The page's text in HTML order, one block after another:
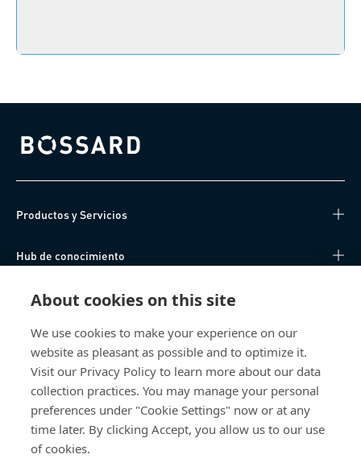
About cookies on this site
We use cookies to make your experience on our
website as pleasant as possible and to optimize it.
Visit our Privacy Policy to learn more about our data
collection practices. You may manage your personal
preferences under "Cookie Settings" now or at any
time later. By clicking Accept, you allow us to our use
of cookies.
Bossard homepage
Productos y Servicios
Hub de conocimiento
Acceso Directo
Sobre nosotros
Bossard España
SC Trade Center
Av. de les Corts Catalanes, 8
08173 Sant Cugat del Vallès (Barcelona)